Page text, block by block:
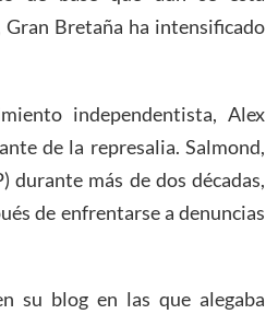
Bretaña ha intensificado
independentista, Alex
de la represalia. Salmond,
durante más de dos décadas,
de enfrentarse a denuncias
su blog en las que alegaba